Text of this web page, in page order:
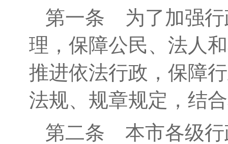
第一条 为了加强
理， 保障公民、法人
推进依法行政，保障
法规、规章规定，结
第二条 本市各级